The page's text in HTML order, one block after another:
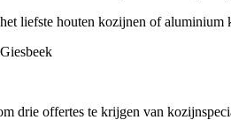
liefste houten kozijnen of
drie offertes te krijgen van